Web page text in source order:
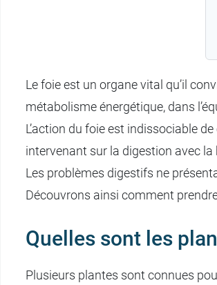
Le foie est un organe vital qu’il
métabolisme énergétique, dans
L’action du foie est indissociable
intervenant sur la digestion avec
Les problèmes digestifs ne
Découvrons ainsi comment
Quelles sont les
Plusieurs plantes sont connues